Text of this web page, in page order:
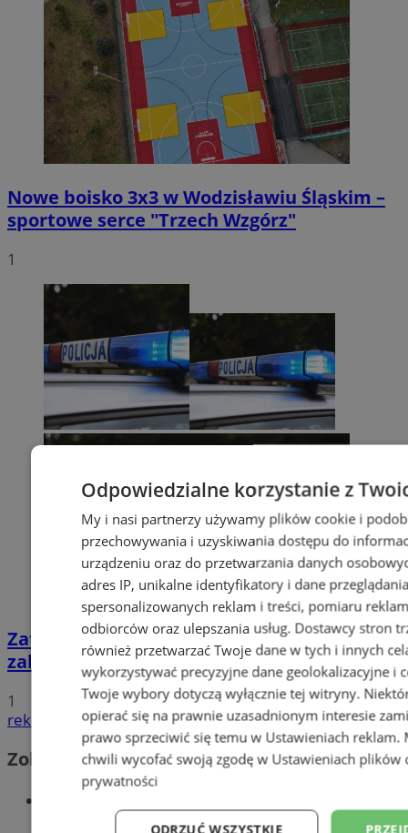
Nowe boisko 3x3 w Wodzisławiu Śląskim –
sportowe serce "Trzech Wzgórz"
1
Zatrzymany za złamanie podwójnego
zakazu prowadzenia pojazdów!
1
reklama
Zobacz również
Odpowiedzialne korzystanie z
My i nasi partnerzy używamy plików cookie i
przechowywania i uzyskiwania dostępu do
urządzeniu oraz do przetwarzania danych
adres IP, unikalne identyfikatory i dane
spersonalizowanych reklam i treści, pomiaru
odbiorców oraz ulepszania usług. Dostawcy stron
również przetwarzać Twoje dane w tych i innych
wykorzystywać precyzyjne dane geolokalizacyjne i
Twoje wybory dotyczą wyłącznie tej witryny.
opierać się na prawnie uzasadnionym interesie
prawo sprzeciwić się temu w Ustawieniach reklam.
chwili wycofać swoją zgodę w Ustawieniach plików
prywatności
ODRZUĆ WSZYSTKIE